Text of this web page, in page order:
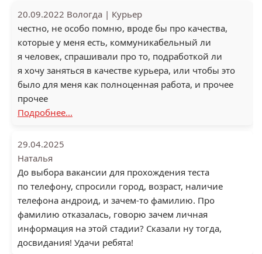
20.09.2022 Вологда | Курьер
честно, не особо помню, вроде бы про качества,
которые у меня есть, коммуникабельный ли
я человек, спрашивали про то, подработкой ли
я хочу заняться в качестве курьера, или чтобы это
было для меня как полноценная работа, и прочее
прочее
Подробнее...
29.04.2025
Наталья
До выбора вакансии для прохождения теста
по телефону, спросили город, возраст, наличие
телефона андроид, и зачем-то фамилию. Про
фамилию отказалась, говорю зачем личная
информация на этой стадии? Сказали ну тогда,
досвидания! Удачи ребята!